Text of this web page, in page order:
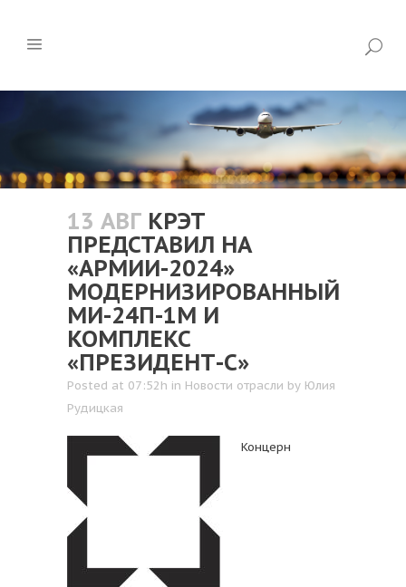
13 АВГ КРЭТ
ПРЕДСТАВИЛ НА
«АРМИИ-2024»
МОДЕРНИЗИРОВАННЫЙ
МИ-24П-1М И
КОМПЛЕКС
«ПРЕЗИДЕНТ-С»
Posted at 07:52h in Новости отрасли by Юлия
Рудицкая
Концерн